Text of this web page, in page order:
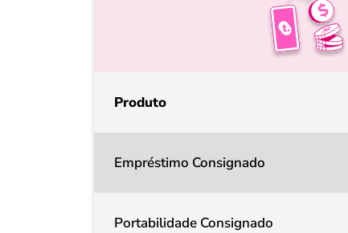
Produto
Empréstimo Consignado
Portabilidade Consignado